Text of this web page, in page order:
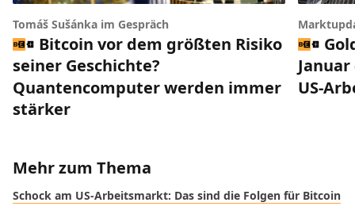
Tomáš Sušánka im Gespräch
Bitcoin vor dem größten Risiko
seiner Geschichte?
Quantencomputer werden immer
stärker
US-
Mehr zum Thema
Schock am US-Arbeitsmarkt: Das sind die Folgen für Bitcoin